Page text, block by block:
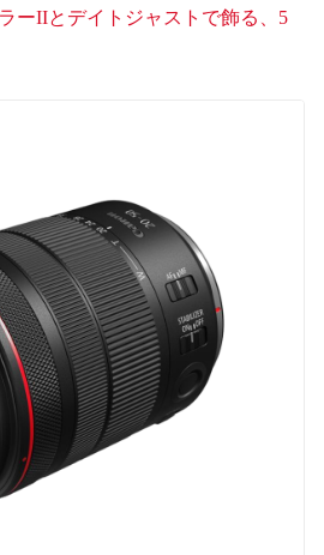
ーIIとデイトジャストで飾る、5